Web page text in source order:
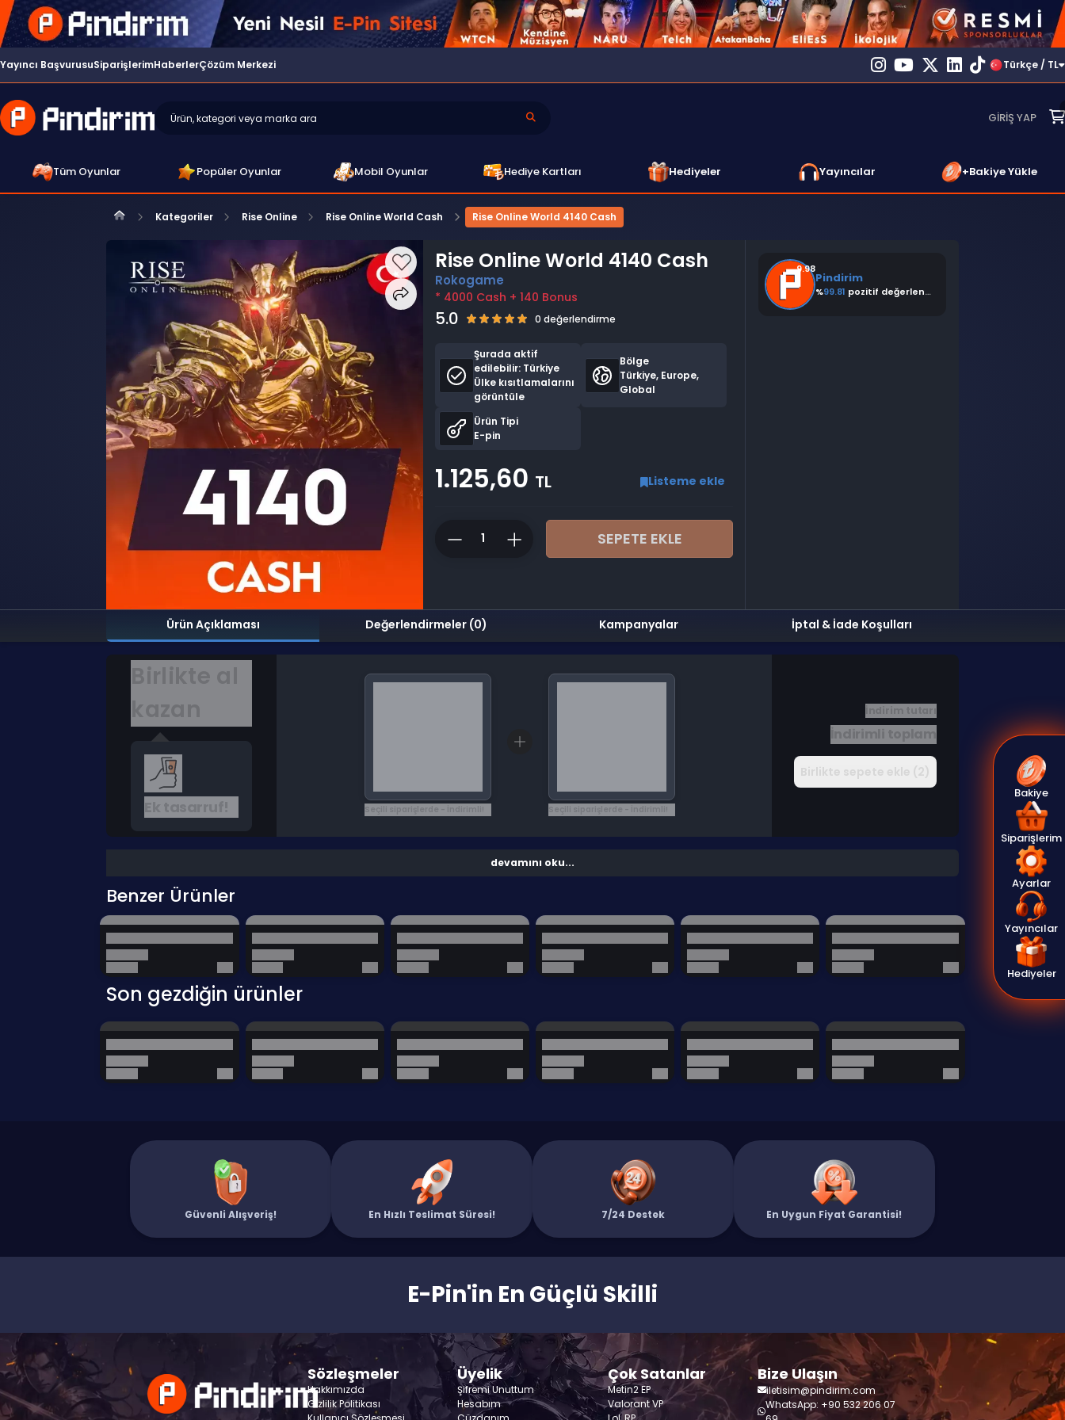
Yayıncı BaşvurusuSiparişlerimHaberlerÇözüm Merkezi Türkçe / TL
GIRIŞ YAP
Tüm Oyunlar Popüler Oyunlar Mobil Oyunlar Hediye Kartları Hediyeler Yayıncılar +Bakiye Yükle
Kategoriler Rise Online Rise Online World Cash Rise Online World 4140 Cash
Rise Online World 4140 Cash
Rokogame
* 4000 Cash + 140 Bonus
5.0 0 değerlendirme
Şurada aktif
edilebilir: Türkiye
Ülke kısıtlamalarını
görüntüle
Bölge
Türkiye, Europe,
Global
Ürün Tipi
E-pin
1.125,60 TL Listeme ekle
SEPETE EKLE
9.98
Pindirim
%99.81 pozitif değerlendirme
Ürün Açıklaması Değerlendirmeler (0) Kampanyalar İptal & İade Koşulları
devamını oku...
Benzer Ürünler
Son gezdiğin ürünler
Güvenli Alışveriş! En Hızlı Teslimat Süresi! 7/24 Destek En Uygun Fiyat Garantisi!
E-Pin'in En Güçlü Skilli
Sözleşmeler
Hakkımızda
Gizlilik Politikası
Üyelik
Şifremi Unuttum
Hesabım
Çok Satanlar
Metin2 EP
Valorant VP
Bize Ulaşın
iletisim@pindirim.com
WhatsApp: +90 532 206 07
Bakiye
Siparişlerim
Ayarlar
Yayıncılar
Hediyeler